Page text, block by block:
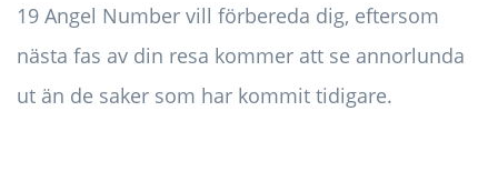
19 Angel Number vill förbereda dig, eftersom
nästa fas av din resa kommer att se annorlunda
ut än de saker som har kommit tidigare.